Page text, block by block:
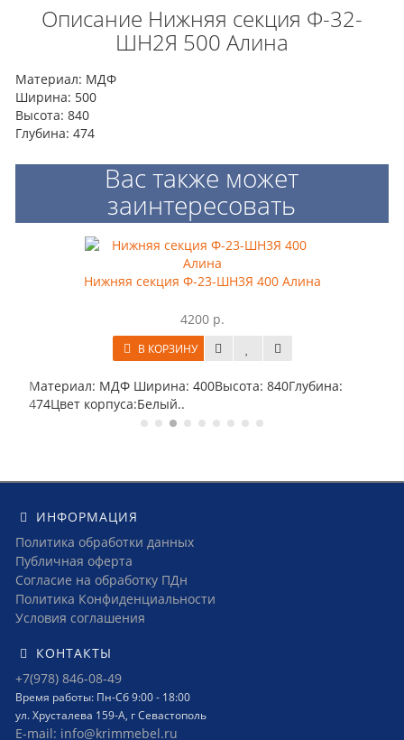
Описание Нижняя секция Ф-32-
ШН2Я 500 Алина
Материал: МДФ
Ширина: 500
Высота: 840
Глубина: 474
Вас также может
заинтересовать
Нижняя секция Ф-23-ШН3Я 400 Алина
4200 р.
В КОРЗИНУ
Материал: МДФ Ширина: 400Высота: 840Глубина:
474Цвет корпуса:Белый..
ИНФОРМАЦИЯ
Политика обработки данных
Публичная оферта
Согласие на обработку ПДн
Политика Конфиденциальности
Условия соглашения
КОНТАКТЫ
+7(978) 846-08-49
Время работы: Пн-Сб 9:00 - 18:00
ул. Хрусталева 159-А, г Севастополь
E-mail: info@krimmebel.ru